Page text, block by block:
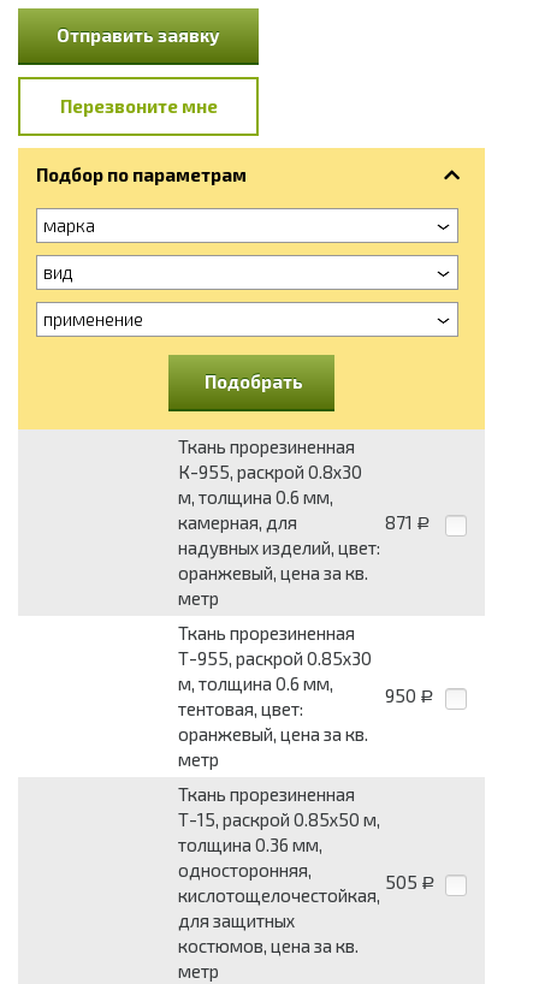
Отправить заявку
Перезвоните мне
Подбор по параметрам
марка
вид
применение
Подобрать
Ткань прорезиненная
К-955, раскрой 0.8x30
м, толщина 0.6 мм,
камерная, для
надувных изделий, цвет:
оранжевый, цена за кв.
метр
871 Р
Ткань прорезиненная
Т-955, раскрой 0.85x30
м, толщина 0.6 мм,
тентовая, цвет:
оранжевый, цена за кв.
метр
950 Р
Ткань прорезиненная
Т-15, раскрой 0.85x50 м,
толщина 0.36 мм,
односторонняя,
кислотощелочестойкая,
для защитных
костюмов, цена за кв.
метр
505 Р